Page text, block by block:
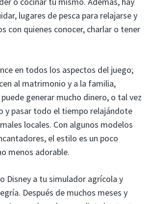
lugares de pesca para relajarse y
con quienes conocer, charlar o tener
en todos los aspectos del juego;
al matrimonio y a la familia,
generar mucho dinero, o tal vez
y pasar todo el tiempo relajándote
locales. Con algunos modelos
el estilo es un poco
menos adorable.
Disney a tu simulador agrícola y
Después de muchos meses y